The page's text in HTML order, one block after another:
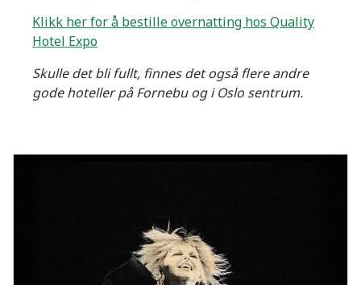
Klikk her for å bestille overnatting hos Quality
Hotel Expo
Skulle det bli fullt, finnes det også flere andre
gode hoteller på Fornebu og i Oslo sentrum.